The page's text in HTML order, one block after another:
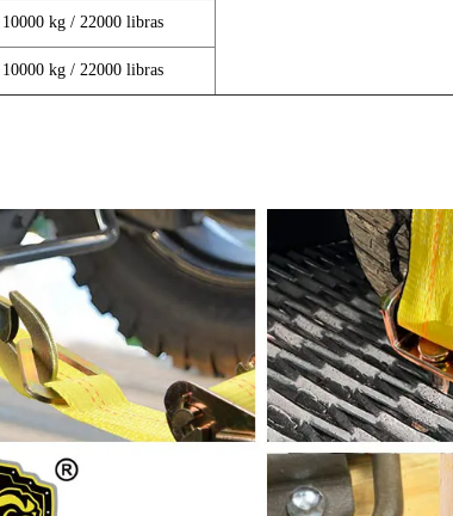
10000 kg / 22000 libras
10000 kg / 22000 libras